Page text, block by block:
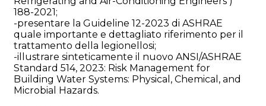
188-2021;
-presentare la Guideline 12-2023 di ASHRAE
quale importante e dettagliato riferimento per il
trattamento della legionellosi;
-illustrare sinteticamente il nuovo ANSI/ASHRAE
Standard 514, 2023: Risk Management for
Building Water Systems: Physical, Chemical, and
Microbial Hazards.